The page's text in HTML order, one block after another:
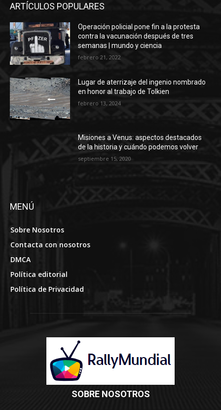
ARTÍCULOS POPULARES
Operación policial pone fin a la protesta
contra la vacunación después de tres
semanas | mundo y ciencia
febrero 21, 2022
Lugar de aterrizaje del ingenio nombrado
en honor al trabajo de Tolkien
febrero 13, 2024
Misiones a Venus: aspectos destacados
de la historia y cuándo podemos volver
septiembre 15, 2020
MENÚ
Sobre Nosotros
Contacta con nosotros
DMCA
Política editorial
Política de Privacidad
SOBRE NOSOTROS